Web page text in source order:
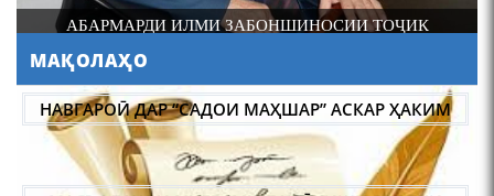
АБУЛҚОСИМ ЛОҲУТӢ /
ABULQOSIM LOHUTY/
АБАРМАРДИ ИЛМИ ЗАБОНШИНОСИИ ТОҶИК
МАҚОЛАҲО
НАВГАРОӢ ДАР “САДОИ МАҲШАР” АСКАР ҲАКИМ
МАСЪАЛАҲОИ МУБРАМИ ПАЖӮҲИШИ ЗАБОНИ